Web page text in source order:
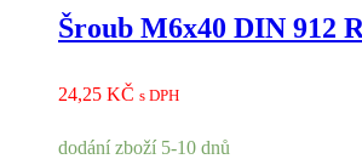
Šroub M6x40 DIN 912
24,25 KČ s DPH
dodání zboží 5-10 dnů